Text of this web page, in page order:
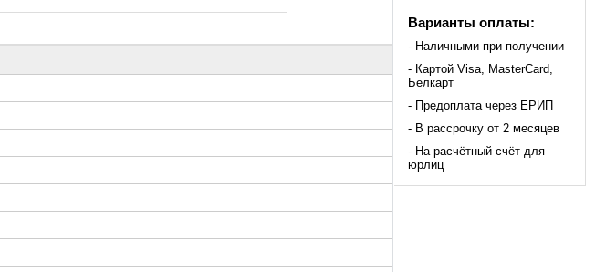
Варианты оплаты:
- Наличными при получении
- Картой Visa, MasterCard,
Белкарт
- Предоплата через ЕРИП
- В рассрочку от 2 месяцев
- На расчётный счёт для
юрлиц